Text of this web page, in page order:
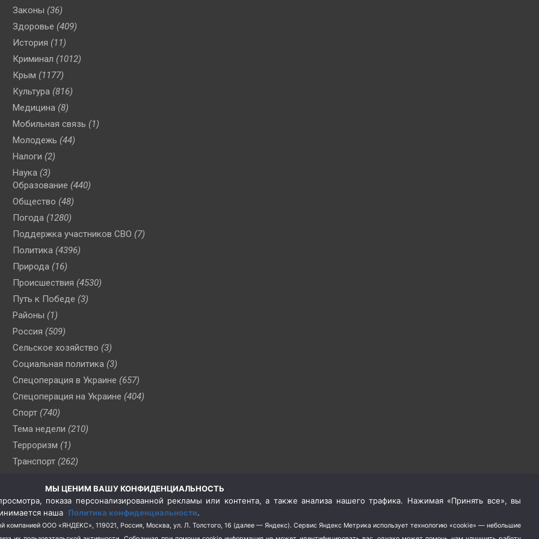
Законы (36)
Здоровье (409)
История (11)
Криминал (1012)
Крым (1177)
Культура (816)
Медицина (8)
Мобильная связь (1)
Молодежь (44)
Налоги (2)
Наука (3)
Образование (440)
Общество (48)
Погода (1280)
Поддержка участников СВО (7)
Политика (4396)
Природа (16)
Происшествия (4530)
Путь к Победе (3)
Районы (1)
Россия (509)
Сельское хозяйство (3)
Социальная политика (3)
Спецоперация в Украине (657)
Спецоперация на Украине (404)
Спорт (740)
Тема недели (210)
Терроризм (1)
Транспорт (262)
(76)
Цены (2)
Школа и спорт (2)
МЫ ЦЕНИМ ВАШУ КОНФИДЕНЦИАЛЬНОСТЬ
показа персонализированной рекламы или контента, а также анализа нашего трафика. Нажимая «Принять все», вы
наша Политика конфиденциальности.
компанией ООО «ЯНДЕКС», 119021, Россия, Москва, ул. Л. Толстого, 16 (далее — Яндекс). Сервис Яндекс Метрика использует технологию «cookie» — небольшие